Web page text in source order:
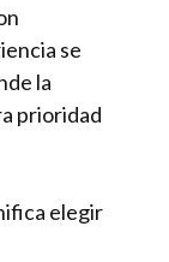
se
la
prioridad
elegir